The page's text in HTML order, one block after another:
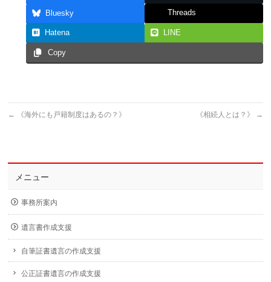
Bluesky Threads
Hatena LINE
Copy
← 《海外にも戸籍制度はあるの？》 《相続人とは？》 →
メニュー
事務所案内
遺言書作成支援
自筆証書遺言の作成支援
公正証書遺言の作成支援